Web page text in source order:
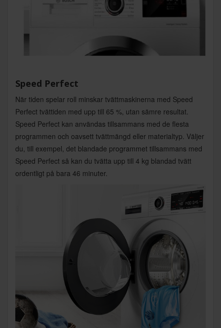
Speed Perfect
När tiden spelar roll minskar tvättmaskinerna med Speed
Perfect tvättiden med upp till 65 %, utan sämre resultat.
Speed Perfect kan användas tillsammans med de flesta
programmen och oavsett tvättmängd eller materialtyp. Väljer
du, till exempel, det blandade programmet tillsammans med
Speed Perfect så kan du tvätta upp till 4 kg blandad tvätt
ordentligt på bara 46 minuter.